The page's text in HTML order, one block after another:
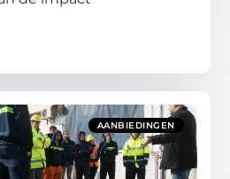
AANBIEDINGEN